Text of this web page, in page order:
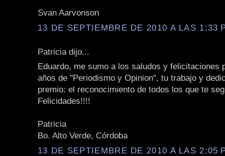
Svan Aarvonson
13 DE SEPTIEMBRE DE 2010 A LAS 1:33
Patricia dijo...
Eduardo, me sumo a los saludos y felicitaciones
años de "Periodismo y Opinion", tu trabajo y
premio: el reconocimiento de todos los que te
Felicidades!!!!
Patricia
Bo. Alto Verde, Córdoba
13 DE SEPTIEMBRE DE 2010 A LAS 2:05